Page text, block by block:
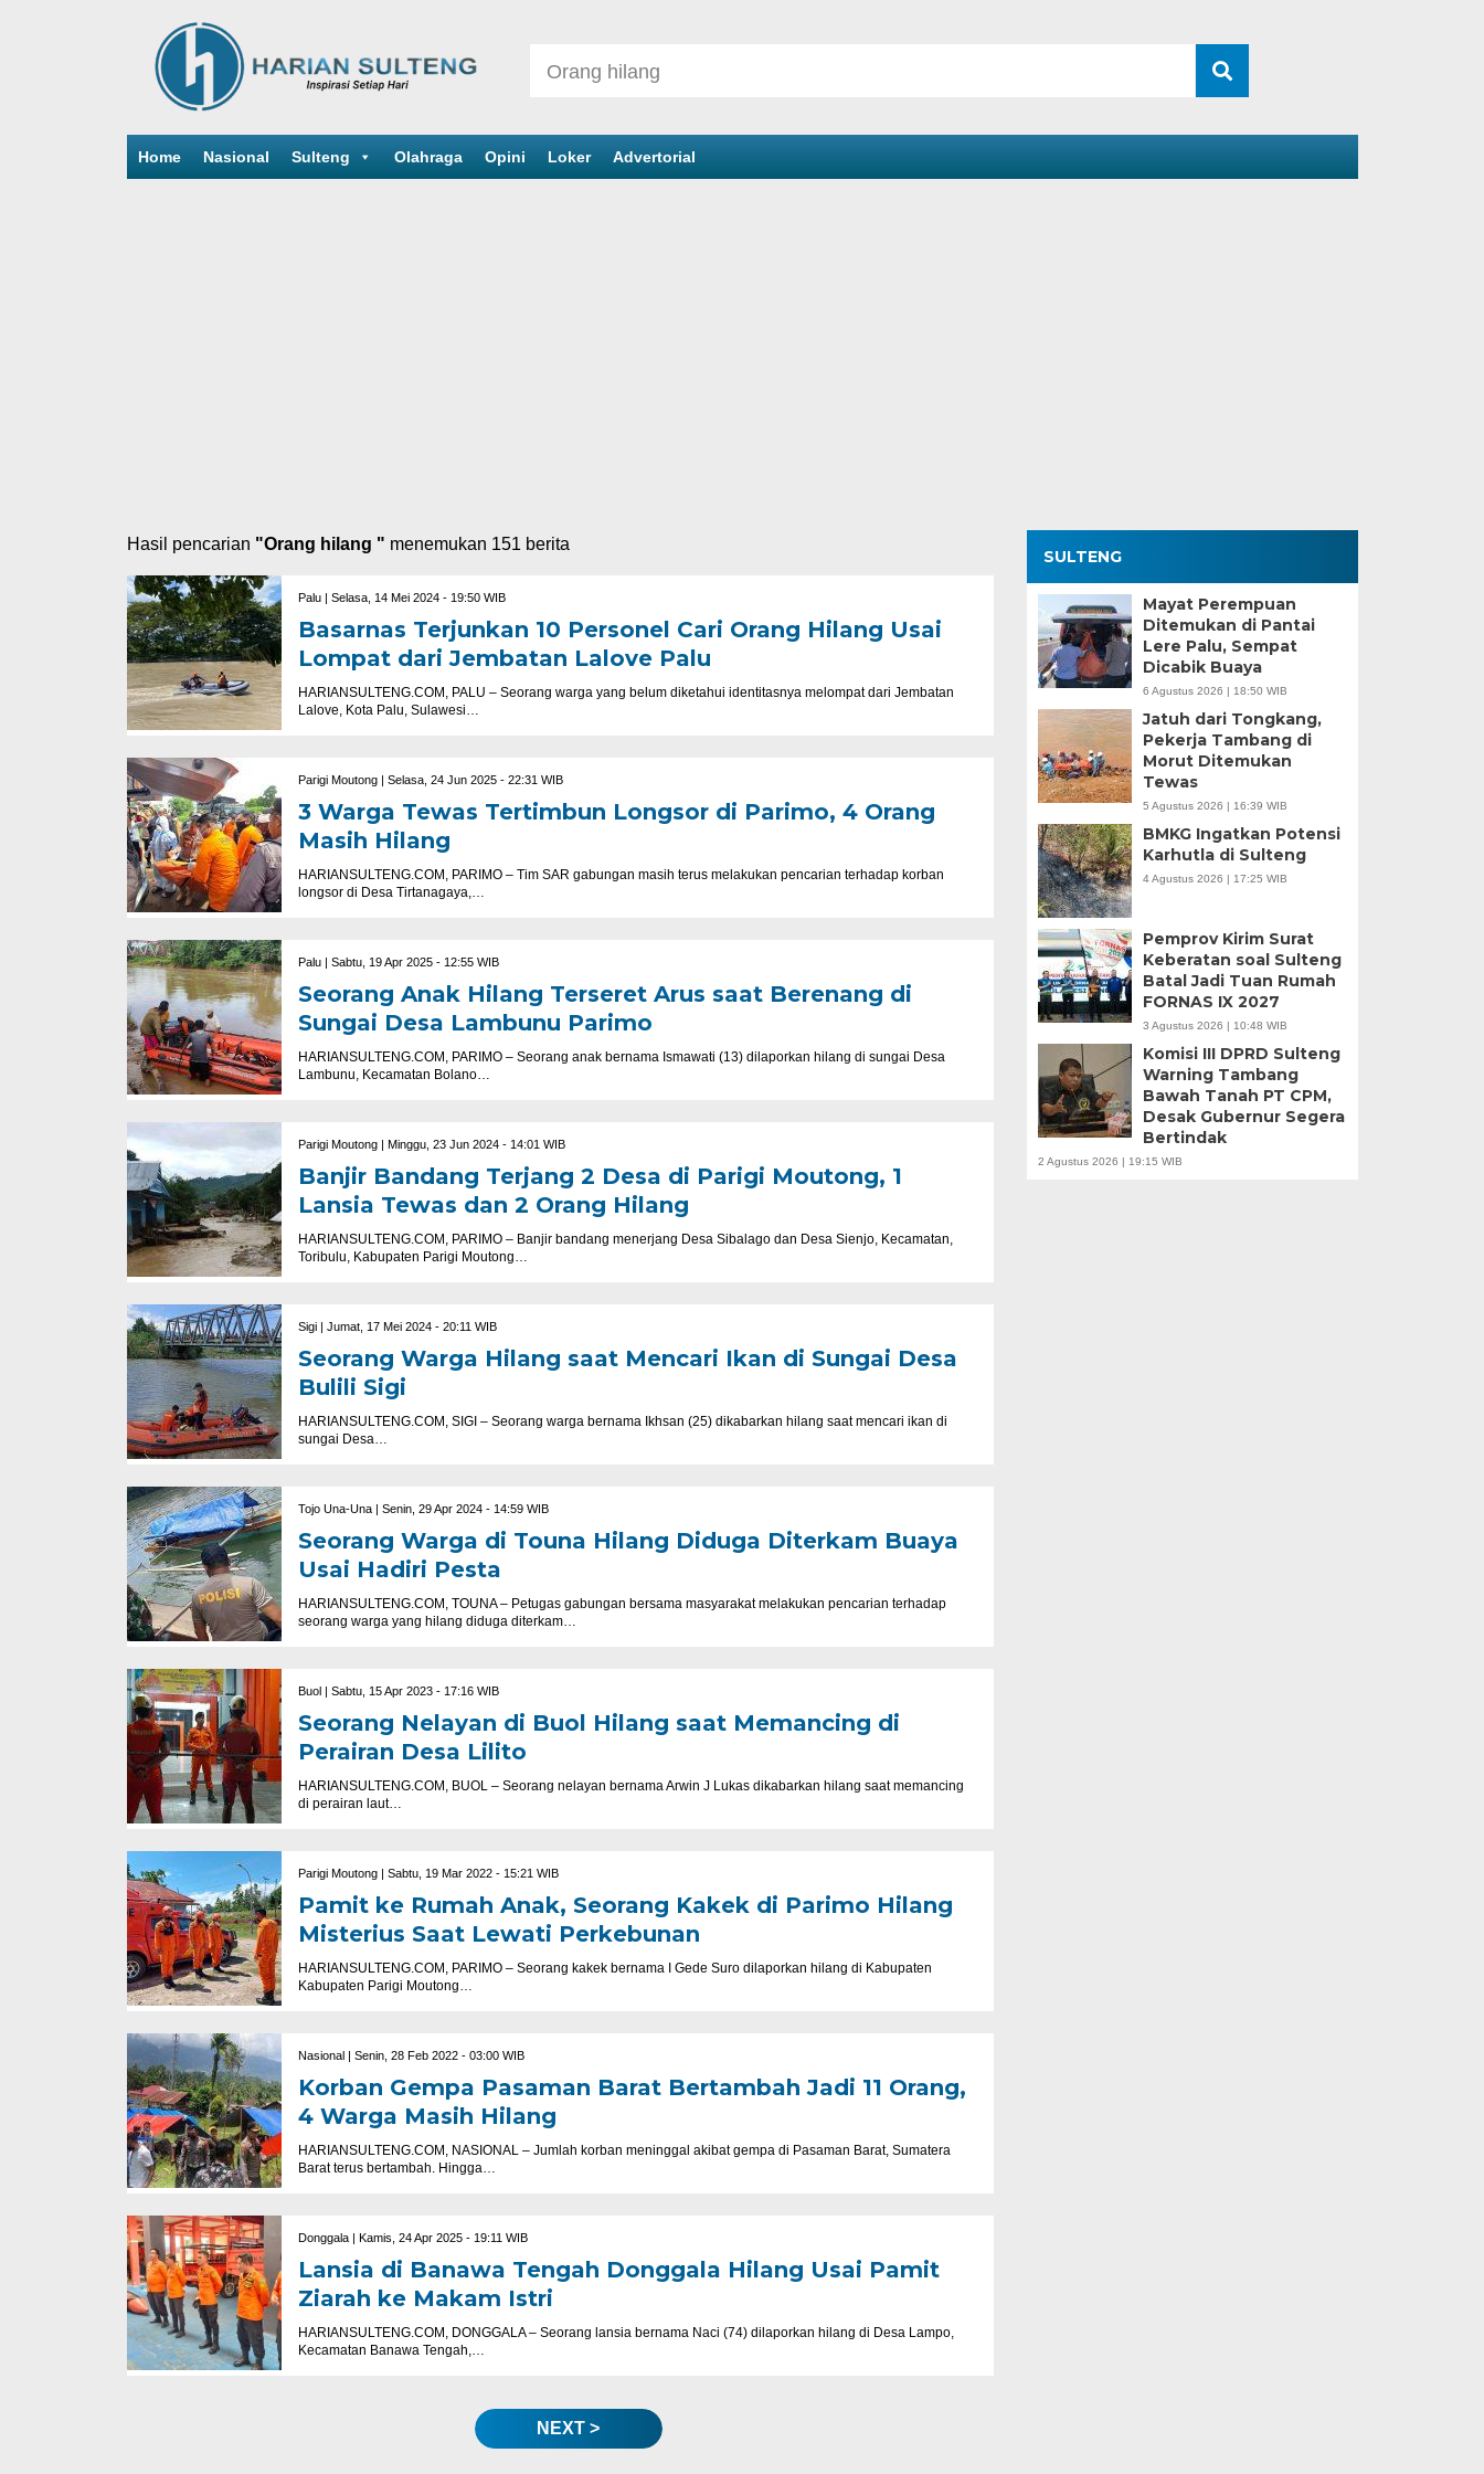
Home Nasional Sulteng Olahraga Opini Loker Advertorial
Hasil pencarian "Orang hilang " menemukan 151 berita
Palu | Selasa, 14 Mei 2024 - 19:50 WIB
Basarnas Terjunkan 10 Personel Cari Orang Hilang Usai
Lompat dari Jembatan Lalove Palu
HARIANSULTENG.COM, PALU – Seorang warga yang belum diketahui identitasnya melompat dari Jembatan
Lalove, Kota Palu, Sulawesi…
Parigi Moutong | Selasa, 24 Jun 2025 - 22:31 WIB
3 Warga Tewas Tertimbun Longsor di Parimo, 4 Orang
Masih Hilang
HARIANSULTENG.COM, PARIMO – Tim SAR gabungan masih terus melakukan pencarian terhadap korban
longsor di Desa Tirtanagaya,…
Palu | Sabtu, 19 Apr 2025 - 12:55 WIB
Seorang Anak Hilang Terseret Arus saat Berenang di
Sungai Desa Lambunu Parimo
HARIANSULTENG.COM, PARIMO – Seorang anak bernama Ismawati (13) dilaporkan hilang di sungai Desa
Lambunu, Kecamatan Bolano…
Parigi Moutong | Minggu, 23 Jun 2024 - 14:01 WIB
Banjir Bandang Terjang 2 Desa di Parigi Moutong, 1
Lansia Tewas dan 2 Orang Hilang
HARIANSULTENG.COM, PARIMO – Banjir bandang menerjang Desa Sibalago dan Desa Sienjo, Kecamatan,
Toribulu, Kabupaten Parigi Moutong…
Sigi | Jumat, 17 Mei 2024 - 20:11 WIB
Seorang Warga Hilang saat Mencari Ikan di Sungai Desa
Bulili Sigi
HARIANSULTENG.COM, SIGI – Seorang warga bernama Ikhsan (25) dikabarkan hilang saat mencari ikan di
sungai Desa…
Tojo Una-Una | Senin, 29 Apr 2024 - 14:59 WIB
Seorang Warga di Touna Hilang Diduga Diterkam Buaya
Usai Hadiri Pesta
HARIANSULTENG.COM, TOUNA – Petugas gabungan bersama masyarakat melakukan pencarian terhadap
seorang warga yang hilang diduga diterkam…
Buol | Sabtu, 15 Apr 2023 - 17:16 WIB
Seorang Nelayan di Buol Hilang saat Memancing di
Perairan Desa Lilito
HARIANSULTENG.COM, BUOL – Seorang nelayan bernama Arwin J Lukas dikabarkan hilang saat memancing
di perairan laut…
Parigi Moutong | Sabtu, 19 Mar 2022 - 15:21 WIB
Pamit ke Rumah Anak, Seorang Kakek di Parimo Hilang
Misterius Saat Lewati Perkebunan
HARIANSULTENG.COM, PARIMO – Seorang kakek bernama I Gede Suro dilaporkan hilang di Kabupaten
Kabupaten Parigi Moutong…
Nasional | Senin, 28 Feb 2022 - 03:00 WIB
Korban Gempa Pasaman Barat Bertambah Jadi 11 Orang,
4 Warga Masih Hilang
HARIANSULTENG.COM, NASIONAL – Jumlah korban meninggal akibat gempa di Pasaman Barat, Sumatera
Barat terus bertambah. Hingga…
Donggala | Kamis, 24 Apr 2025 - 19:11 WIB
Lansia di Banawa Tengah Donggala Hilang Usai Pamit
Ziarah ke Makam Istri
HARIANSULTENG.COM, DONGGALA – Seorang lansia bernama Naci (74) dilaporkan hilang di Desa Lampo,
Kecamatan Banawa Tengah,…
NEXT >
SULTENG
Mayat Perempuan
Ditemukan di Pantai
Lere Palu, Sempat
Dicabik Buaya
6 Agustus 2026 | 18:50 WIB
Jatuh dari Tongkang,
Pekerja Tambang di
Morut Ditemukan
Tewas
5 Agustus 2026 | 16:39 WIB
BMKG Ingatkan Potensi
Karhutla di Sulteng
4 Agustus 2026 | 17:25 WIB
Pemprov Kirim Surat
Keberatan soal Sulteng
Batal Jadi Tuan Rumah
FORNAS IX 2027
3 Agustus 2026 | 10:48 WIB
Komisi III DPRD Sulteng
Warning Tambang
Bawah Tanah PT CPM,
Desak Gubernur Segera
Bertindak
2 Agustus 2026 | 19:15 WIB